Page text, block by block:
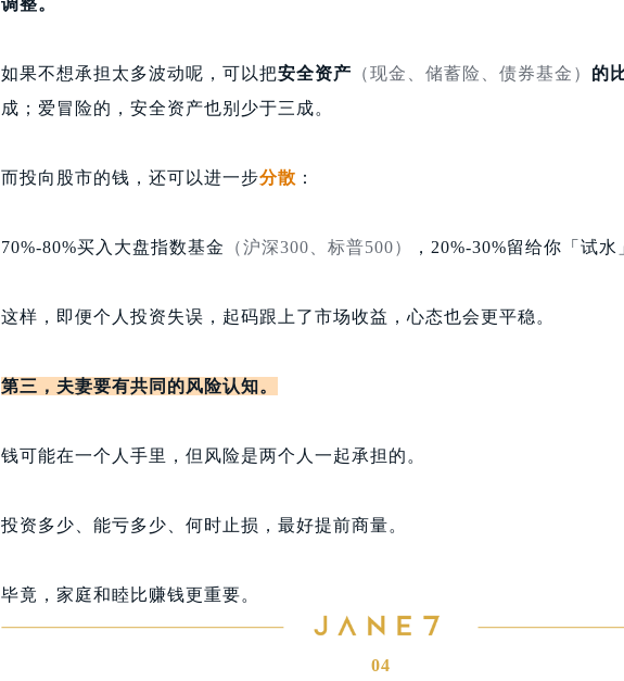
如果不想承担太多波动呢，可以把安全资产 （现金、储蓄险、债券基金） 的
成；爱冒险的，安全资产也别少于三成。
而投向股市的钱，还可以进一步分散 ：
70%-80%买入大盘指数基金 （沪深300、标普500） ，20%-30%留给你「试水
这样，即便个人投资失误，起码跟上了市场收益，心态也会更平稳。
第三，夫妻要有共同的风险认知。
钱可能在一个人手里，但风险是两个人一起承担的。
投资多少、能亏多少、何时止损，最好提前商量。
毕竟，家庭和睦比赚钱更重要。
04